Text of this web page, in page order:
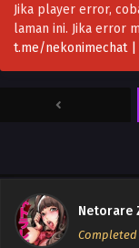
Jika player error,
laman ini. Jika error
t.me/nekonimechat |
Netorare
Completed